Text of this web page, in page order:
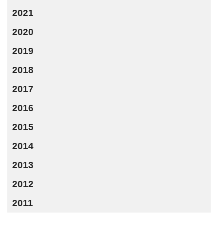
2021
2020
2019
2018
2017
2016
2015
2014
2013
2012
2011